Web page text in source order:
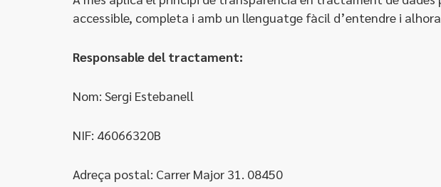
accessible, completa i amb un llenguatge fàcil d’entendre i
Responsable del tractament:
Nom: Sergi Estebanell
NIF: 46066320B
Adreça postal: Carrer Major 31. 08450